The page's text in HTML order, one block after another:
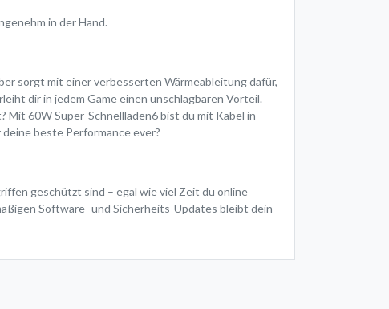
in der Hand.
sorgt mit einer verbesserten Wärmeableitung dafür,
dir in jedem Game einen unschlagbaren Vorteil.
60W Super-Schnellladen6 bist du mit Kabel in
beste Performance ever?
geschützt sind – egal wie viel Zeit du online
Software- und Sicherheits-Updates bleibt dein